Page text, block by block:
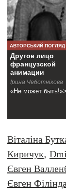
АВТОРСЬКИЙ ПОГЛЯД
Другое лицо
французской
анимации
Ірина Чеботнікова
«Не может
Віталіна
Киричук,
Євген
Євген